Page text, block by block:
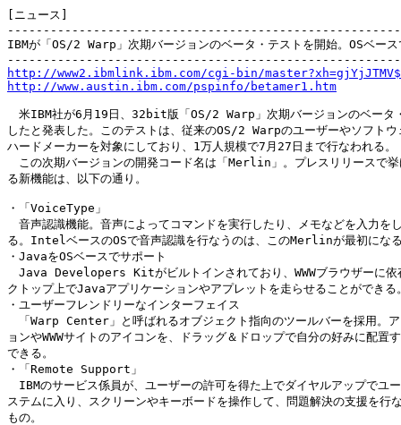
[ニュース]
IBMが「OS/2 Warp」次期バージョンのベータ・テストを開始。OSベー
http://www2.ibmlink.ibm.com/cgi-bin/
http://www.austin.ibm.com/pspinfo/betamer1.htm
米IBM社が6月19日、32bit版「OS/2 Warp」次期バージョンのベータ
したと発表した。このテストは、従来のOS/2 Warpのユーザーやソフトウ
ハードメーカーを対象にしており、1万人規模で7月27日まで行なわれる。
この次期バージョンの開発コード名は「Merlin」。プレスリリースで挙
る新機能は、以下の通り。
・「VoiceType」
音声認識機能。音声によってコマンドを実行したり、メモなどを入力を
る。IntelベースのOSで音声認識を行なうのは、このMerlinが最初にな
・JavaをOSベースでサポート
Java Developers Kitがビルトインされており、WWWブラウザーに依
クトップ上でJavaアプリケーションやアプレットを走らせることができる
・ユーザーフレンドリーなインターフェイス
「Warp Center」と呼ばれるオブジェクト指向のツールバーを採用。ア
ョンやWWWサイトのアイコンを、ドラッグ＆ドロップで自分の好みに配置
できる。
・「Remote Support」
IBMのサービス係員が、ユーザーの許可を得た上でダイヤルアップでユ
ステムに入り、スクリーンやキーボードを操作して、問題解決の支援を行
もの。